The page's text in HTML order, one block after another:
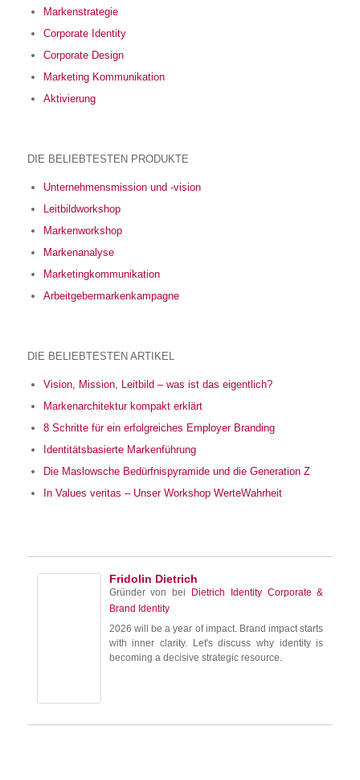
Markenstrategie
Corporate Identity
Corporate Design
Marketing Kommunikation
Aktivierung
DIE BELIEBTESTEN PRODUKTE
Unternehmensmission und -vision
Leitbildworkshop
Markenworkshop
Markenanalyse
Marketingkommunikation
Arbeitgebermarkenkampagne
DIE BELIEBTESTEN ARTIKEL
Vision, Mission, Leitbild – was ist das eigentlich?
Markenarchitektur kompakt erklärt
8 Schritte für ein erfolgreiches Employer Branding
Identitätsbasierte Markenführung
Die Maslowsche Bedürfnispyramide und die Generation Z
In Values veritas – Unser Workshop WerteWahrheit
Fridolin Dietrich
Gründer von bei Dietrich Identity Corporate &
Brand Identity
2026 will be a year of impact. Brand impact starts
with inner clarity. Let's discuss why identity is
becoming a decisive strategic resource.